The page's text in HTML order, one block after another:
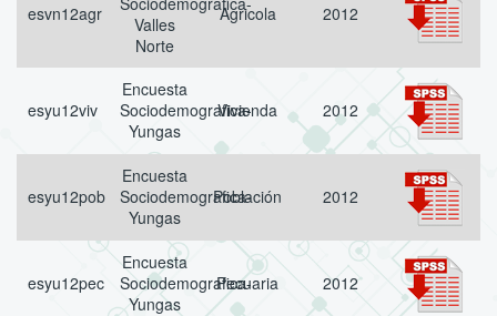
esvn12agr
Valles
Norte
Agricola 2012
esyu12viv
Encuesta
Sociodemografica-
Yungas
Vivienda 2012
esyu12pob
Encuesta
Sociodemografica-
Yungas
Población 2012
esyu12pec
Encuesta
Sociodemografica-
Yungas
Pecuaria 2012